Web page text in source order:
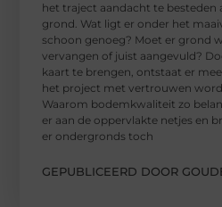
het traject aandacht te besteden
grond. Wat ligt er onder het
schoon genoeg? Moet er grond
vervangen of juist aangevuld?
kaart te brengen, ontstaat er
het project met vertrouwen
Waarom bodemkwaliteit zo
er aan de oppervlakte netjes en
er ondergronds toch
GEPUBLICEERD DOOR